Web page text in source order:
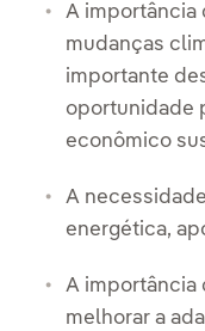
A importância
mudanças
importante
oportunidade
econômico
A
energética,
A importância
melhorar a